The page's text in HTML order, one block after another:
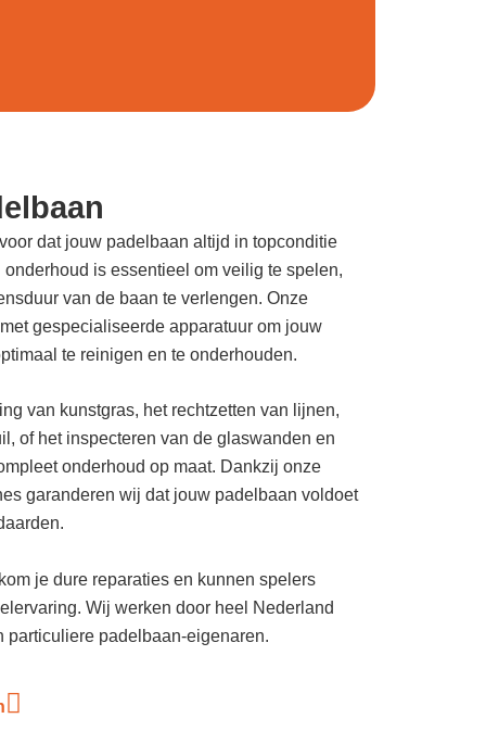
dat jouw padelbaan altijd in topconditie
is essentieel om veilig te spelen,
van de baan te verlengen. Onze
gespecialiseerde apparatuur om jouw
te reinigen en te onderhouden.
van kunstgras, het rechtzetten van lijnen,
of het inspecteren van de glaswanden en
onderhoud op maat. Dankzij onze
garanderen wij dat jouw padelbaan voldoet
je dure reparaties en kunnen spelers
Wij werken door heel Nederland
particuliere padelbaan-eigenaren.